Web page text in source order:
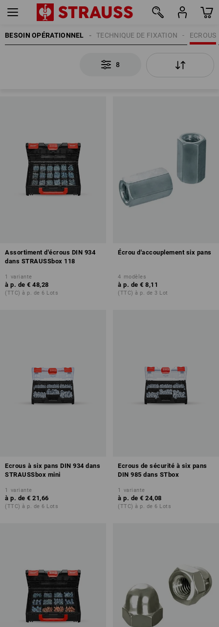
BESOIN OPÉRATIONNEL ECROUS
TECHNIQUE DE FIXATION
8
Assortiment d'écrous DIN 934
dans STRAUSSbox 118
1 variante
à p. de € 48,28
(TTC) à p. de 6 Lots
Écrou d'accouplement six pans
4 modèles
à p. de € 8,11
(TTC) à p. de 3 Lot
Ecrous à six pans DIN 934 dans
STRAUSSbox mini
1 variante
à p. de € 21,66
(TTC) à p. de 6 Lots
Ecrous de sécurité à six pans
DIN 985 dans STbox
1 variante
à p. de € 24,08
(TTC) à p. de 6 Lots